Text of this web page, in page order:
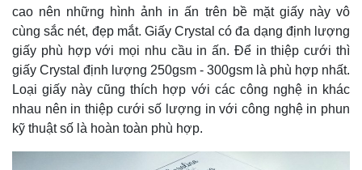
cao nên những hình ảnh in ấn trên bề mặt giấy này vô
cùng sắc nét, đẹp mắt. Giấy Crystal có đa dạng định lượng
giấy phù hợp với mọi nhu cầu in ấn. Để in thiệp cưới thì
giấy Crystal định lượng 250gsm - 300gsm là phù hợp nhất.
Loại giấy này cũng thích hợp với các công nghệ in khác
nhau nên in thiệp cưới số lượng in với công nghệ in phun
kỹ thuật số là hoàn toàn phù hợp.